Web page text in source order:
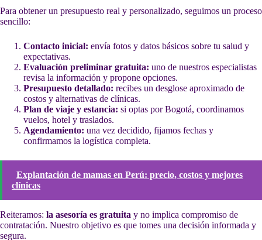
Para obtener un presupuesto real y personalizado, seguimos un proceso
sencillo:
Contacto inicial: envía fotos y datos básicos sobre tu salud y
expectativas.
Evaluación preliminar gratuita: uno de nuestros especialistas
revisa la información y propone opciones.
Presupuesto detallado: recibes un desglose aproximado de
costos y alternativas de clínicas.
Plan de viaje y estancia: si optas por Bogotá, coordinamos
vuelos, hotel y traslados.
Agendamiento: una vez decidido, fijamos fechas y
confirmamos la logística completa.
Explantación de mamas en Perú: precio, costos y mejores
clínicas
Reiteramos: la asesoría es gratuita y no implica compromiso de
contratación. Nuestro objetivo es que tomes una decisión informada y
segura.